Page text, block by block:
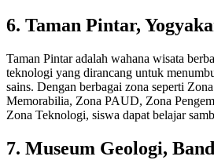
6. Taman Pintar,
Taman Pintar adalah wahana wisata
teknologi yang dirancang untuk
sains. Dengan berbagai zona seperti
Memorabilia, Zona PAUD, Zona
Zona Teknologi, siswa dapat belajar
7. Museum Geologi,